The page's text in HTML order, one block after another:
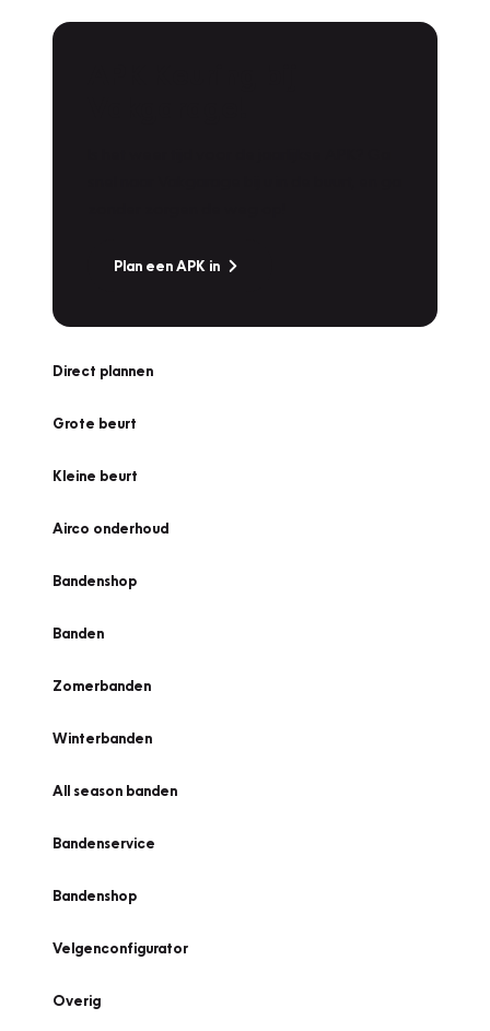
Plan een APK in
Direct plannen
Grote beurt
Kleine beurt
Airco onderhoud
Bandenshop
Banden
Zomerbanden
Winterbanden
All season banden
Bandenservice
Bandenshop
Velgenconfigurator
Overig